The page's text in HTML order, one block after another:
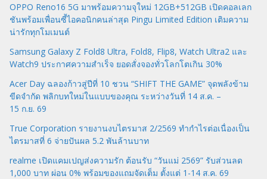
OPPO Reno16 5G มาพร้อมความจุใหม่ 12GB+512GB เปิดคอลเลก
ชันพร้อมเพื่อนซี้ไอคอนิกคนล่าสุด Pingu Limited Edition เติมความ
น่ารักทุกโมเมนต์
Samsung Galaxy Z Fold8 Ultra, Fold8, Flip8, Watch Ultra2 และ
Watch9 ประกาศความสำเร็จ ยอดสั่งจองทั่วโลกโตเกิน 30%
Acer Day ฉลองก้าวสู่ปีที่ 10 ชวน “SHIFT THE GAME” จุดพลังข้าม
ขีดจำกัด พลิกบทใหม่ในแบบของคุณ ระหว่างวันที่ 14 ส.ค. –
15 ก.ย. 69
True Corporation รายงานงบไตรมาส 2/2569 ทำกำไรต่อเนื่องเป็น
ไตรมาสที่ 6 จ่ายปันผล 5.2 พันล้านบาท
realme เปิดแคมเปญส่งความรัก ต้อนรับ “วันแม่ 2569” รับส่วนลด
1,000 บาท ผ่อน 0% พร้อมของแถมจัดเต็ม ตั้งแต่ 1-14 ส.ค. 69